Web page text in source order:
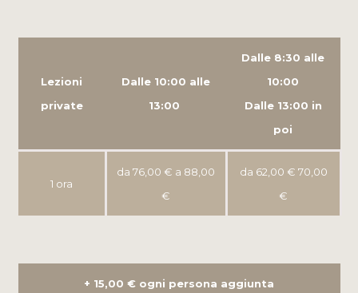
Lezioni
private
Dalle 10:00 alle
13:00
Dalle 8:30 alle
10:00
Dalle 13:00 in
poi
1 ora
da 76,00 € a 88,00
€
da 62,00 € 70,00
€
+ 15,00 € ogni persona aggiunta